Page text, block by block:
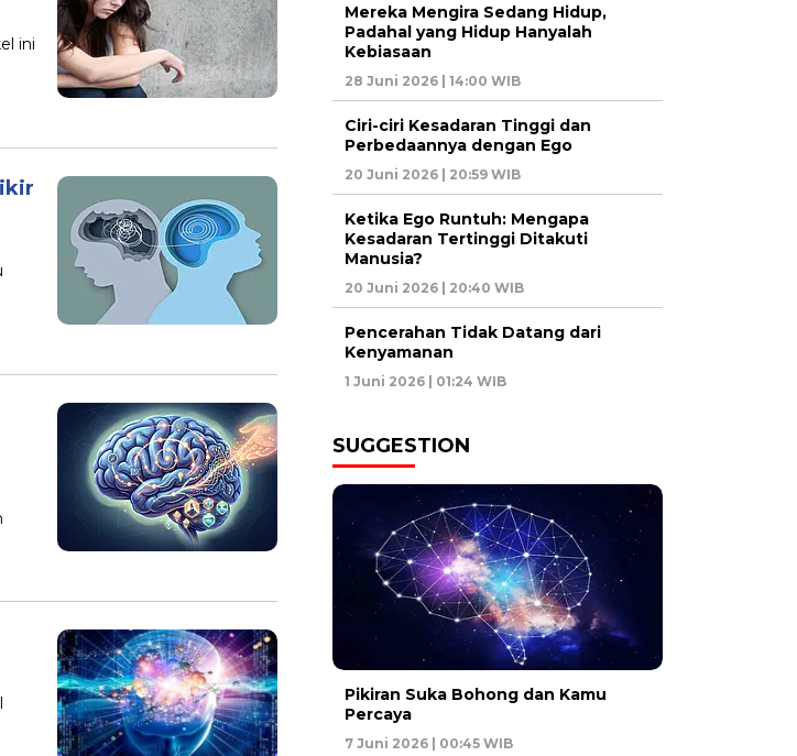
ini
Mereka Mengira Sedang Hidup,
Padahal yang Hidup Hanyalah
Kebiasaan
28 Juni 2026 | 14:00 WIB
Ciri-ciri Kesadaran Tinggi dan
Perbedaannya dengan Ego
20 Juni 2026 | 20:59 WIB
Ketika Ego Runtuh: Mengapa
Kesadaran Tertinggi Ditakuti
Manusia?
20 Juni 2026 | 20:40 WIB
Pencerahan Tidak Datang dari
Kenyamanan
1 Juni 2026 | 01:24 WIB
SUGGESTION
Pikiran Suka Bohong dan Kamu
Percaya
7 Juni 2026 | 00:45 WIB